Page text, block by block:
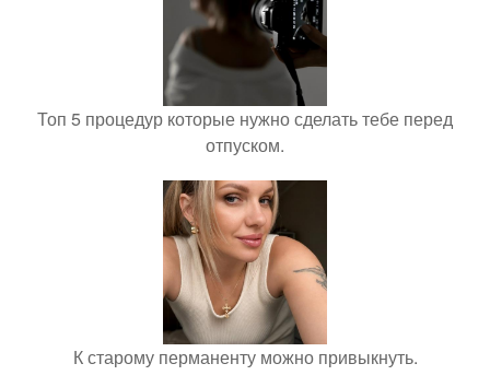
Топ 5 процедур которые нужно сделать тебе перед
отпуском.
К старому перманенту можно привыкнуть.